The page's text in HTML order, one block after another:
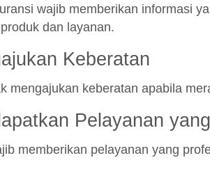
wajib memberikan informasi
dan layanan.
Keberatan
mengajukan keberatan apabila
Pelayanan
memberikan pelayanan yang